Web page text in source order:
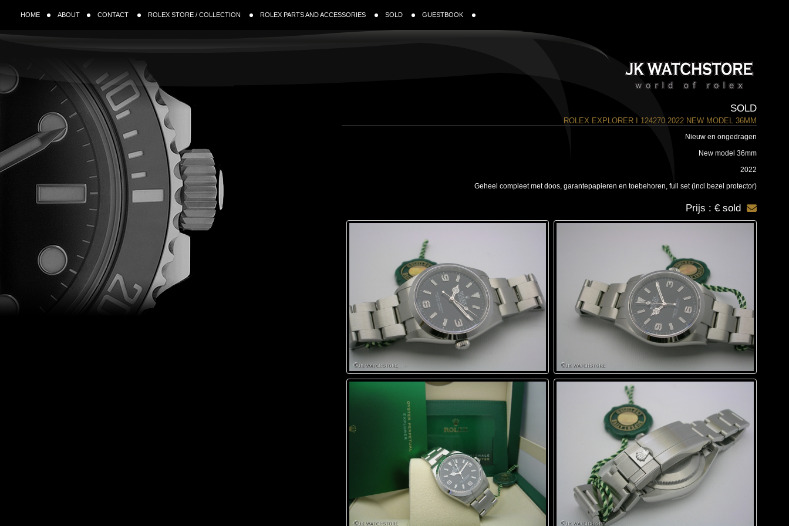
HOME ABOUT CONTACT ROLEX STORE / COLLECTION ROLEX PARTS AND ACCESSORIES SOLD GUESTBOOK
SOLD
ROLEX EXPLORER I 124270 2022 NEW MODEL 36MM
Nieuw en ongedragen
New model 36mm
2022
Geheel compleet met doos, garantepapieren en toebehoren, full set (incl bezel protector)
Prijs : € sold